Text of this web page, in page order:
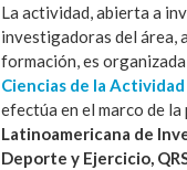
La actividad, abierta a
investigadoras del área,
formación, es
Ciencias de la
efectúa en el marco de la
Latinoamericana de
Deporte y Ejercicio,